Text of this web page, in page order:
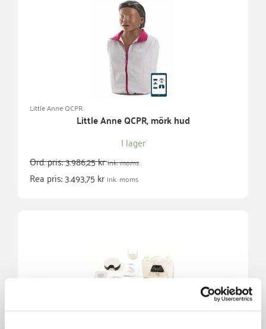
Little Anne QCPR
Little Anne QCPR, mörk hud
I lager
Ord. pris:3.986,25krink. moms
Rea pris:3.493,75kr ink. moms